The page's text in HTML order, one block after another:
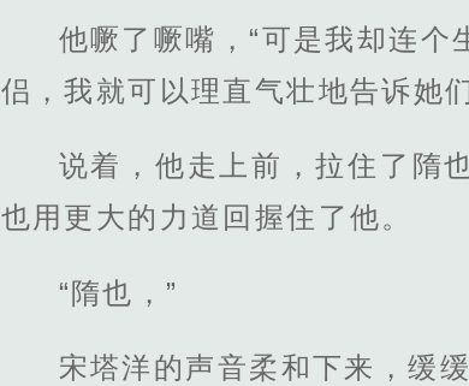
他噘了噘嘴，“可是我却连
侣，我就可以理直气壮地告诉她
说着，他走上前，拉住了隋
也用更大的力道回握住了他。
“隋也，”
宋塔洋的声音柔和下来，缓